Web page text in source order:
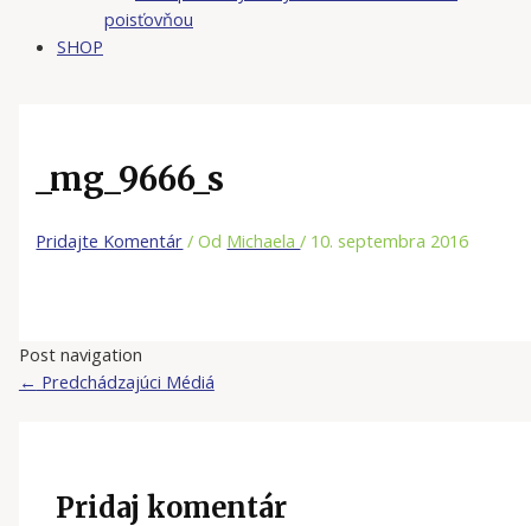
poisťovňou
SHOP
_mg_9666_s
Pridajte Komentár / Od Michaela/ 10. septembra 2016
Post navigation
← Predchádzajúci Médiá
Pridaj komentár